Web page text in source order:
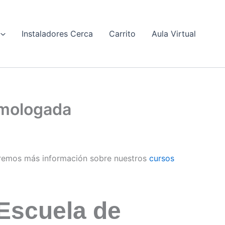
Instaladores Cerca Carrito Aula Virtual
más información sobre nuestros cursos
de